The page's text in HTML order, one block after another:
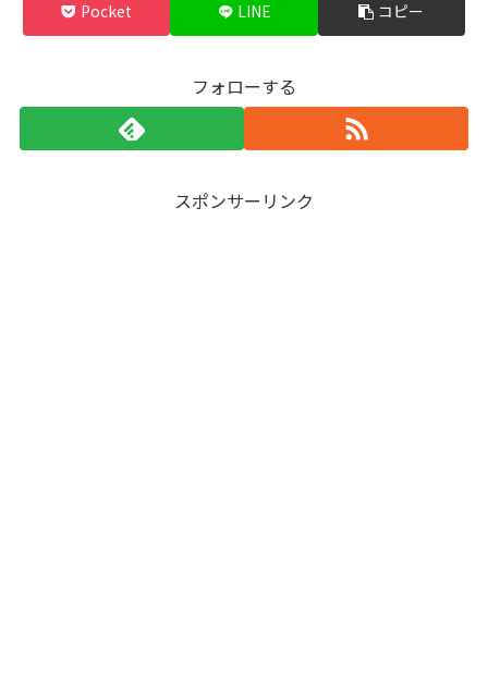
Pocket LINE コピー
フォローする
スポンサーリンク